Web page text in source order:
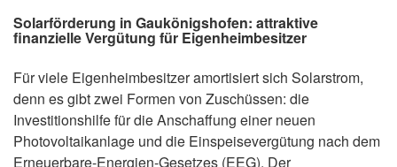
Solarförderung in Gaukönigshofen: attraktive
finanzielle Vergütung für Eigenheimbesitzer
Für viele Eigenheimbesitzer amortisiert sich Solarstrom,
denn es gibt zwei Formen von Zuschüssen: die
Investitionshilfe für die Anschaffung einer neuen
Photovoltaikanlage und die Einspeisevergütung nach dem
Erneuerbare-Energien-Gesetzes (EEG). Der